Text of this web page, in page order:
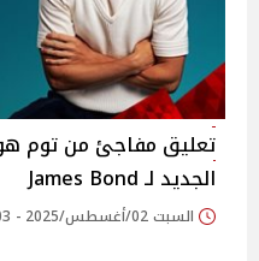
تعليق مفاجئ من توم
الجديد لـ James Bond
السبت 02/أغسطس/2025 - 11:03 م